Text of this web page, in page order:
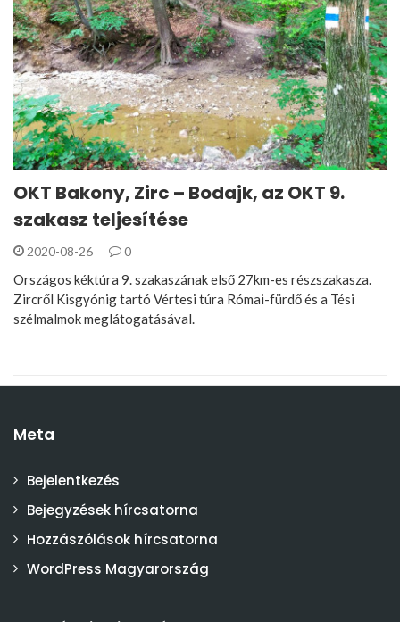
OKT Bakony, Zirc – Bodajk, az OKT 9.
szakasz teljesítése
2020-08-26 0
Országos kéktúra 9. szakaszának első 27km-es részszakasza.
Zircről Kisgyónig tartó Vértesi túra Római-fürdő és a Tési
szélmalmok meglátogatásával.
Meta
Bejelentkezés
Bejegyzések hírcsatorna
Hozzászólások hírcsatorna
WordPress Magyarország